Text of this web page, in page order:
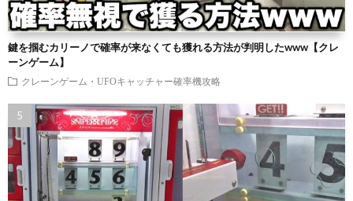
鍵を掴むカリーノで確率が来なくても獲れる方法が判明したwww【クレ
ーンゲーム】
クレーンゲーム・UFOキャッチャー確率機攻略